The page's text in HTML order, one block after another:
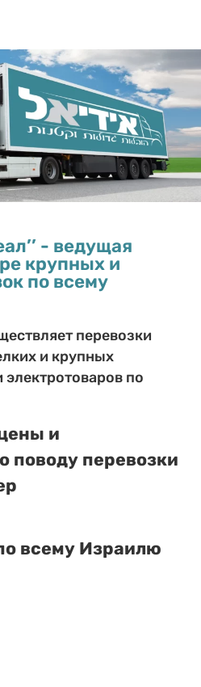
получить цену
отправьте
или
нужна
если
вы бы
спасибо
- ведущая
крупных и
по всему
перевозки
и крупных
по
и
поводу перевозки
всему Израилю